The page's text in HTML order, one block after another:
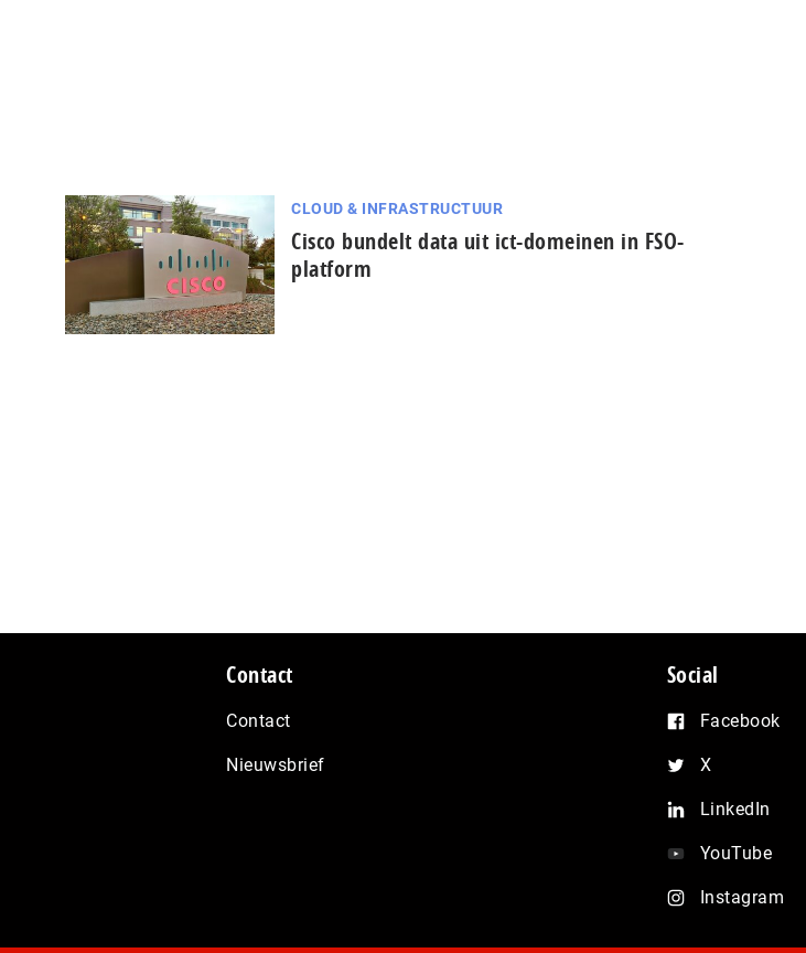
CLOUD & INFRASTRUCTUUR
Cisco bundelt data uit ict-domeinen in FSO-
platform
Contact
Contact
Nieuwsbrief
Social
Facebook
X
LinkedIn
YouTube
Instagram